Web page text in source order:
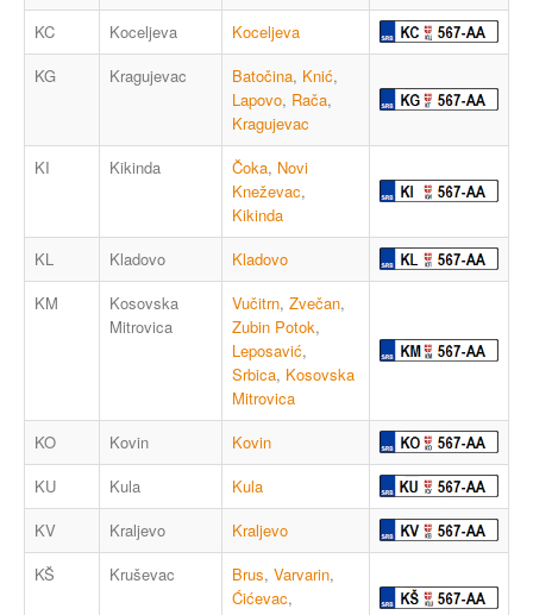
KC
Koceljeva
Koceljeva
KG
Kragujevac Batočina, Knić,
Lapovo, Rača,
Kragujevac
KI
Kikinda Čoka, Novi
Kneževac,
Kikinda
KL
Kladovo
Kladovo
KM
Kosovska
Mitrovica
Vučitrn, Zvečan,
Zubin Potok,
Leposavić,
Srbica, Kosovska
Mitrovica
KO
Kovin
Kovin
KU
Kula
Kula
KV
Kraljevo
Kraljevo
KŠ
Kruševac Brus, Varvarin,
Ćićevac,